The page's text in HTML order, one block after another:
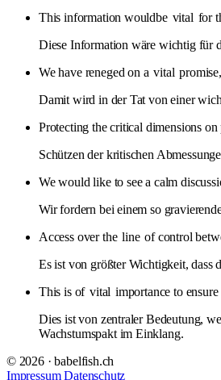
This information wouldbe vital for
Diese Information wäre wichtig für
We have reneged on a vital
Damit wird in der Tat von einer
Protecting the critical dimensions on
Schützen der kritischen
We would like to see a calm
Wir fordern bei einem so
Access over the line of control
Es ist von größter Wichtigkeit, dass
This is of vital importance to
Dies ist von zentraler Bedeutung,
Wachstumspakt im Einklang.
© 2026 · babelfish.ch
Impressum Datenschutz